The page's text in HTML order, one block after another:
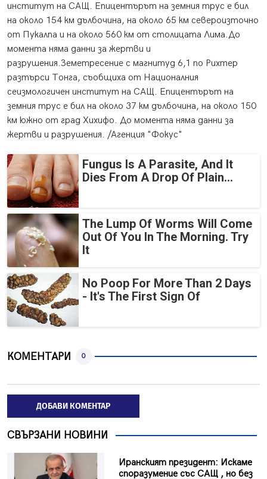
институт на САЩ. Епицентърът на земния трус е бил
на около 154 км дълбочина, на около 65 км североизточно
от Пукалпа и на около 560 км от столицата Лима.До
момента няма данни за жертви и
разрушения.Земетресение с магнитуд 6,1 по Рихтер
разтърси Тонга, съобщиха от Националния
сеизмологичен институт на САЩ. Епицентърът на
земния трус е бил на около 37 км дълбочина, на около 150
км южно от град Хихифо. До момента няма данни за
жертви и разрушения. /Агенция "Фокус"
Fungus Is A Parasite, And It
Dies From A Drop Of Plain...
The Lump Of Worms Will Come
Out Of You In The Morning. Try
It
No Poop For More Than 2 Days
- It's The First Sign Of
КОМЕНТАРИ 0
ДОБАВИ КОМЕНТАР
СВЪРЗАНИ НОВИНИ
Иранският президент: Искаме
споразумение със САЩ , но без